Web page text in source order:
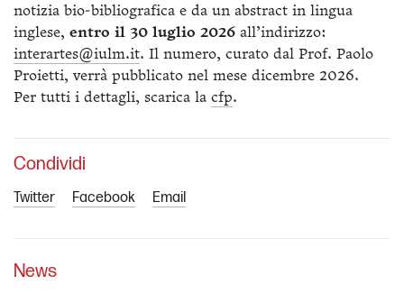
notizia bio-bibliografica e da un abstract in lingua
inglese, entro il 30 luglio 2026 all’indirizzo:
interartes@iulm.it. Il numero, curato dal Prof. Paolo
Proietti, verrà pubblicato nel mese dicembre 2026.
Per tutti i dettagli, scarica la cfp.
Condividi
Twitter Facebook Email
News